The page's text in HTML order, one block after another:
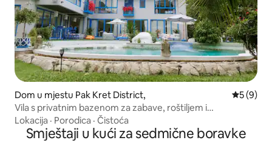
Dom u mjestu Pak Kret District,
5 (9)
Vila s privatnim bazenom za zabave, roštiljem i
karaokama, za više od 10 osoba
Lokacija · Porodica · Čistoća
Smještaji u kući za sedmične boravke